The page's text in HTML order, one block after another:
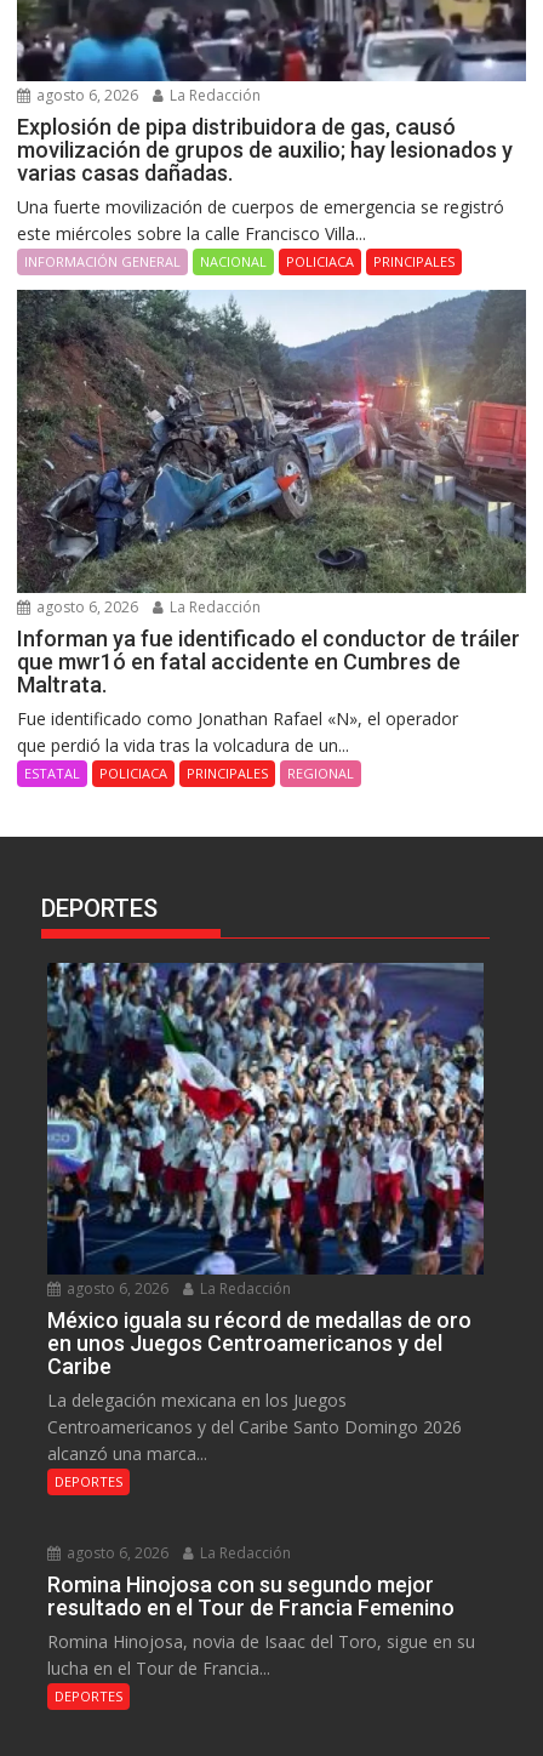
agosto 6, 2026 La Redacción
Explosión de pipa distribuidora de gas, causó
movilización de grupos de auxilio; hay lesionados y
varias casas dañadas.
Una fuerte movilización de cuerpos de emergencia se registró
este miércoles sobre la calle Francisco Villa...
INFORMACIÓN GENERAL NACIONAL POLICIACA PRINCIPALES
agosto 6, 2026 La Redacción
Informan ya fue identificado el conductor de tráiler
que mwr1ó en fatal accidente en Cumbres de
Maltrata.
Fue identificado como Jonathan Rafael «N», el operador
que perdió la vida tras la volcadura de un...
ESTATAL POLICIACA PRINCIPALES REGIONAL
DEPORTES
agosto 6, 2026 La Redacción
México iguala su récord de medallas de oro
en unos Juegos Centroamericanos y del
Caribe
La delegación mexicana en los Juegos
Centroamericanos y del Caribe Santo Domingo 2026
alcanzó una marca...
DEPORTES
agosto 6, 2026 La Redacción
Romina Hinojosa con su segundo mejor
resultado en el Tour de Francia Femenino
Romina Hinojosa, novia de Isaac del Toro, sigue en su
lucha en el Tour de Francia...
DEPORTES